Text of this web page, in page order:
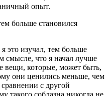
опыт.
больше становился
это изучал, тем больше
смысле, что я начал лучше
вещи, которые, может быть,
они ценились меньше, чем
с другой